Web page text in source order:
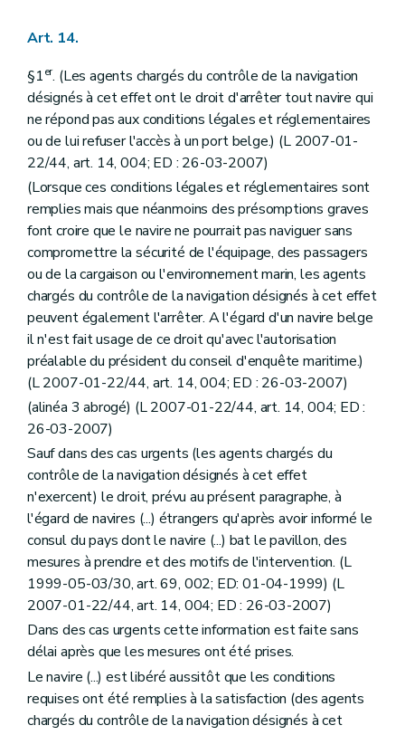
Art. 14.
§1er. (Les agents chargés du contrôle de la navigation
désignés à cet effet ont le droit d'arrêter tout navire qui
ne répond pas aux conditions légales et réglementaires
ou de lui refuser l'accès à un port belge.) (L 2007-01-
22/44, art. 14, 004; ED : 26-03-2007)
(Lorsque ces conditions légales et réglementaires sont
remplies mais que néanmoins des présomptions graves
font croire que le navire ne pourrait pas naviguer sans
compromettre la sécurité de l'équipage, des passagers
ou de la cargaison ou l'environnement marin, les agents
chargés du contrôle de la navigation désignés à cet effet
peuvent également l'arrêter. A l'égard d'un navire belge
il n'est fait usage de ce droit qu'avec l'autorisation
préalable du président du conseil d'enquête maritime.)
(L 2007-01-22/44, art. 14, 004; ED : 26-03-2007)
(alinéa 3 abrogé) (L 2007-01-22/44, art. 14, 004; ED :
26-03-2007)
Sauf dans des cas urgents (les agents chargés du
contrôle de la navigation désignés à cet effet
n'exercent) le droit, prévu au présent paragraphe, à
l'égard de navires (...) étrangers qu'après avoir informé le
consul du pays dont le navire (...) bat le pavillon, des
mesures à prendre et des motifs de l'intervention. (L
1999-05-03/30, art. 69, 002; ED: 01-04-1999) (L
2007-01-22/44, art. 14, 004; ED : 26-03-2007)
Dans des cas urgents cette information est faite sans
délai après que les mesures ont été prises.
Le navire (...) est libéré aussitôt que les conditions
requises ont été remplies à la satisfaction (des agents
chargés du contrôle de la navigation désignés à cet